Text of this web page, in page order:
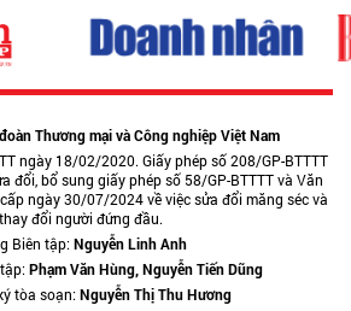
Thương mại và Công nghiệp Việt Nam
ngày 18/02/2020. Giấy phép số 208/GP-BTTTT
đổi, bổ sung giấy phép số 58/GP-BTTTT và Văn
ngày 30/07/2024 về việc sửa đổi măng séc và
thay đổi người đứng đầu.
Biên tập:Nguyễn Linh Anh
Phạm Văn Hùng, Nguyễn Tiến Dũng
tòa soạn:Nguyễn Thị Thu Hương